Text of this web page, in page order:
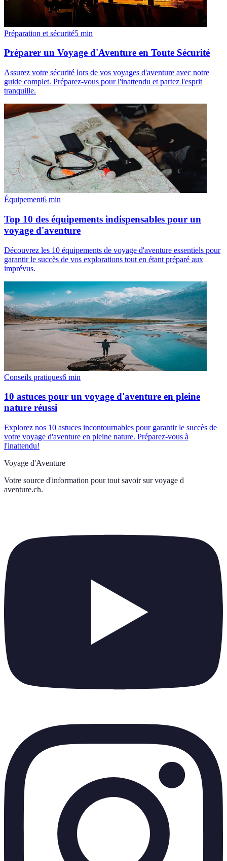
Préparation et sécurité5 min
Préparer un Voyage d'Aventure en Toute Sécurité
Assurez votre sécurité lors de vos voyages d'aventure avec notre
guide complet. Préparez-vous pour l'inattendu et partez l'esprit
tranquille.
Équipement6 min
Top 10 des équipements indispensables pour un
voyage d'aventure
Découvrez les 10 équipements de voyage d'aventure essentiels pour
garantir le succès de vos explorations tout en étant préparé aux
imprévus.
Conseils pratiques6 min
10 astuces pour un voyage d'aventure en pleine
nature réussi
Explorez nos 10 astuces incontournables pour garantir le succès de
votre voyage d'aventure en pleine nature. Préparez-vous à
l'inattendu!
Voyage d'Aventure
Votre source d'information pour tout savoir sur voyage d
aventure.ch.